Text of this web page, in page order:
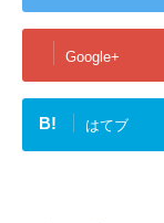
Google+
B! はてブ